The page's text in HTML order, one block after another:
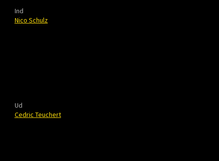
Ind
Nico Schulz
Ud
Cedric Teuchert